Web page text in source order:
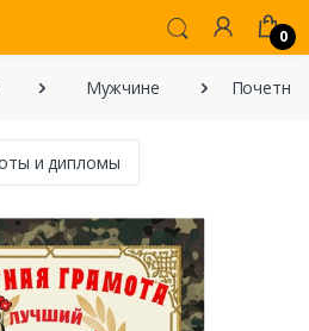
0
Мужчине
и дипломы